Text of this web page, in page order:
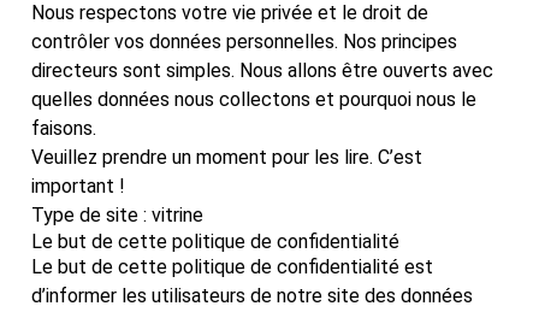
Nous respectons votre vie privée et le droit de
contrôler vos données personnelles. Nos principes
directeurs sont simples. Nous allons être ouverts avec
quelles données nous collectons et pourquoi nous le
faisons.
Veuillez prendre un moment pour les lire. C’est
important !
Type de site : vitrine
Le but de cette politique de confidentialité
Le but de cette politique de confidentialité est
d’informer les utilisateurs de notre site des données